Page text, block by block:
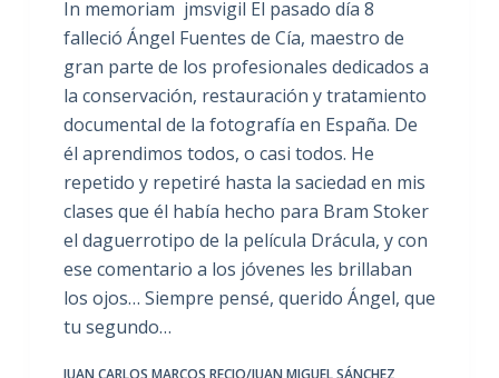
In memoriam jmsvigil El pasado día 8
falleció Ángel Fuentes de Cía, maestro de
gran parte de los profesionales dedicados a
la conservación, restauración y tratamiento
documental de la fotografía en España. De
él aprendimos todos, o casi todos. He
repetido y repetiré hasta la saciedad en mis
clases que él había hecho para Bram Stoker
el daguerrotipo de la película Drácula, y con
ese comentario a los jóvenes les brillaban
los ojos… Siempre pensé, querido Ángel, que
tu segundo…
JUAN CARLOS MARCOS RECIO/JUAN MIGUEL SÁNCHEZ